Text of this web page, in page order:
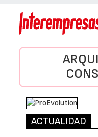
ACTUALIDAD